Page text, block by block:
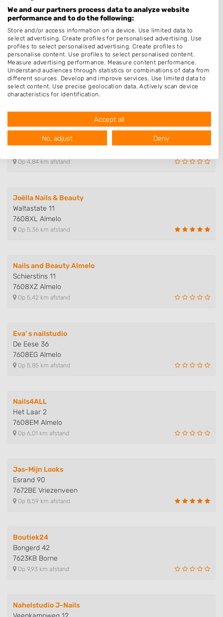
7605EN Almelo
Op 2,23 km afstand
Nagelstudio Elifeda
Laan van Kortrijk 15
7607PR Almelo
Op 3,38 km afstand
Anytime Nails
Frits ten Brinkstraat 42
Op 4,84 km afstand
Joëlla Nails & Beauty
Waltastate 11
7608XL Almelo
Op 5,36 km afstand
Nails and Beauty Almelo
Schierstins 11
7608XZ Almelo
Op 5,42 km afstand
Eva' s nailstudio
De Eese 36
7608EG Almelo
Op 5,85 km afstand
Nails4ALL
Het Laar 2
7608EM Almelo
Op 6,01 km afstand
Jas-Mijn Looks
Esrand 90
7672BE Vriezenveen
Op 8,59 km afstand
Boutiek24
Bongerd 42
7623KB Borne
Op 9,93 km afstand
Nahelstudio J-Nails
We and our partners process data to analyze website
performance and to do the following:
Store and/or access information on a device. Use limited data to
select advertising. Create profiles for personalised advertising. Use
profiles to select personalised advertising. Create profiles to
personalise content. Use profiles to select personalised content.
Measure advertising performance. Measure content performance.
Understand audiences through statistics or combinations of data from
different sources. Develop and improve services. Use limited data to
select content. Use precise geolocation data. Actively scan device
characteristics for identification.
USA.
Your consent and the cookie policy applies solely to this website/app.
View Partner List (1016 IAB Vendors)
We use your data for the following purposes:
IAB processing purposes:
Use limited data to select advertising
Create profiles for personalised advertising
Create profiles to personalise content
Use profiles to select personalised content
Understand audiences through statistics
or combinations of data from different
sources
Use limited data to select content
IAB Special Features:
Use precise geolocation data
actively requested
Non-IAB processing purposes:
Necessary
Functional
Advertising
Accept all
No, adjust Deny